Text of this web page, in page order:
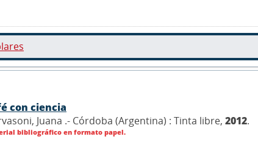
con ciencia
Juana .- Córdoba (Argentina) : Tinta libre, 2012.
bibliográfico en formato papel.